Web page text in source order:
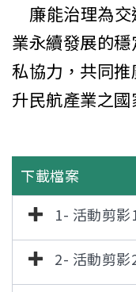
廉能治理為交
業永續發展的
私協力，共同
升民航產業之國
下載檔案
1- 活動剪影
2- 活動剪影